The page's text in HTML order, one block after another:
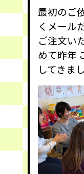
最初のご
くメール
ご注文い
めて昨年
してきま